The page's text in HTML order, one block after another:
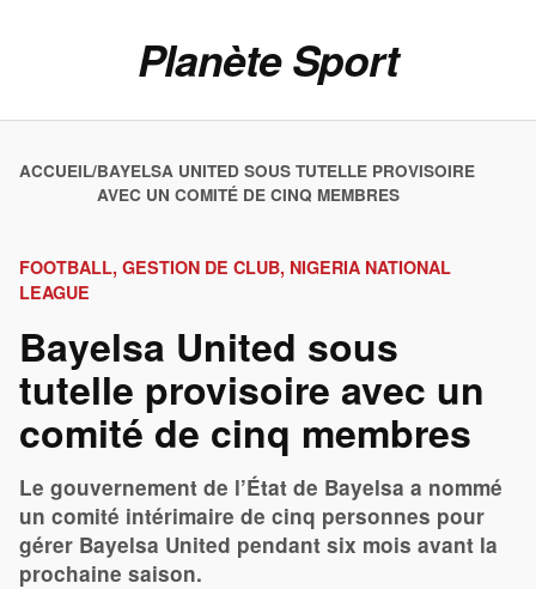
Planète Sport
ACCUEIL/BAYELSA UNITED SOUS TUTELLE PROVISOIRE
AVEC UN COMITÉ DE CINQ MEMBRES
FOOTBALL, GESTION DE CLUB, NIGERIA NATIONAL
LEAGUE
Bayelsa United sous
tutelle provisoire avec un
comité de cinq membres
Le gouvernement de l’État de Bayelsa a nommé
un comité intérimaire de cinq personnes pour
gérer Bayelsa United pendant six mois avant la
prochaine saison.